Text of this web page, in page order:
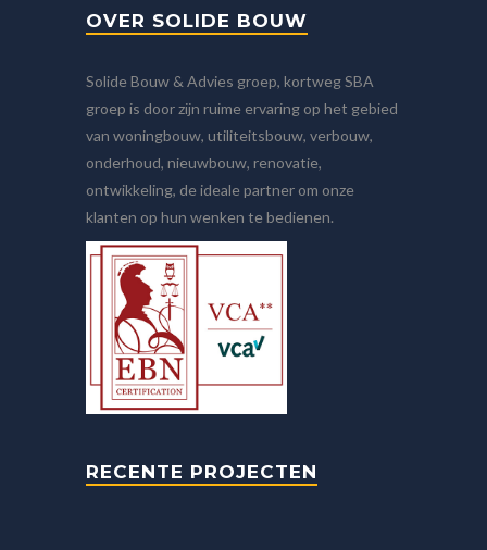
OVER SOLIDE BOUW
Solide Bouw & Advies groep, kortweg SBA
groep is door zijn ruime ervaring op het gebied
van woningbouw, utiliteitsbouw, verbouw,
onderhoud, nieuwbouw, renovatie,
ontwikkeling, de ideale partner om onze
klanten op hun wenken te bedienen.
RECENTE PROJECTEN